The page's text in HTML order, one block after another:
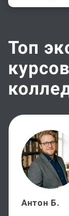
Топ
Антон Б.